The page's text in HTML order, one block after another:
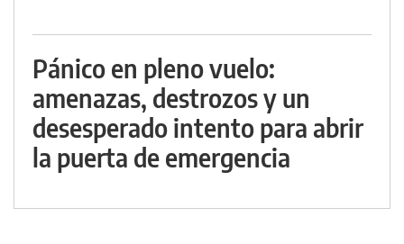
Pánico en pleno vuelo:
amenazas, destrozos y un
desesperado intento para abrir
la puerta de emergencia